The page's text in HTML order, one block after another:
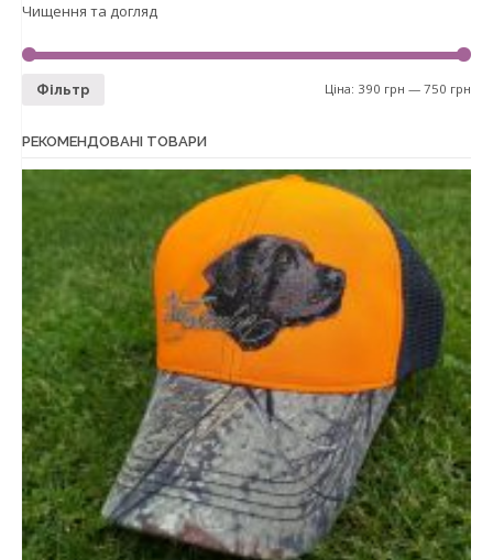
Чищення та догляд
Фільтр Ціна: 390 грн — 750 грн
РЕКОМЕНДОВАНІ ТОВАРИ